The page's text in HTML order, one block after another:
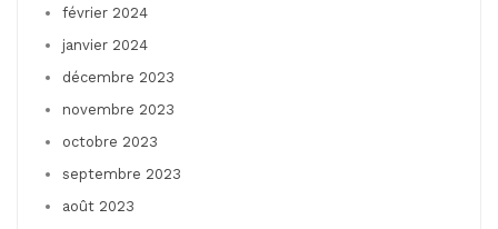
février 2024
janvier 2024
décembre 2023
novembre 2023
octobre 2023
septembre 2023
août 2023